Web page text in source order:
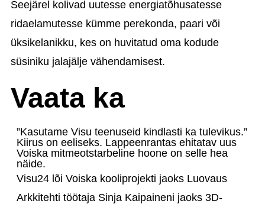
Seejärel kolivad uutesse energiatõhusatesse
ridaelamutesse kümme perekonda, paari või
üksikelanikku, kes on huvitatud oma kodude
süsiniku jalajälje vähendamisest.
Vaata ka
”Kasutame Visu teenuseid kindlasti ka tulevikus.”
Kiirus on eeliseks. Lappeenrantas ehitatav uus
Voiska mitmeotstarbeline hoone on selle hea
näide.
Visu24 lõi Voiska kooliprojekti jaoks Luovaus
Arkkitehti töötaja Sinja Kaipaineni jaoks 3D-